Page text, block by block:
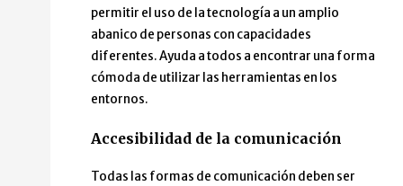
permitir el uso de la tecnología a un amplio
abanico de personas con capacidades
diferentes. Ayuda a todos a encontrar una forma
cómoda de utilizar las herramientas en los
entornos.
Accesibilidad de la comunicación
Todas las formas de comunicación deben ser